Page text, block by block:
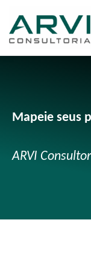
Mapeie seus
ARVI